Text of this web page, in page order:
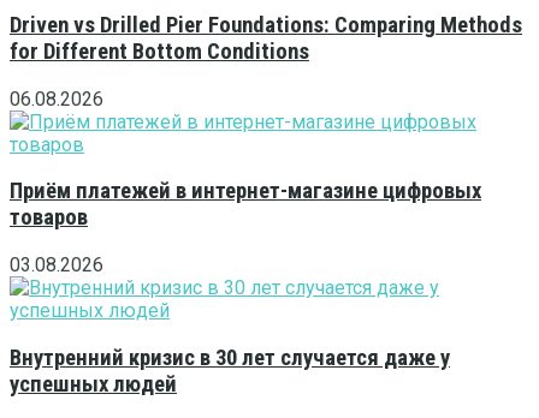
Driven vs Drilled Pier Foundations: Comparing Methods
for Different Bottom Conditions
06.08.2026
Приём платежей в интернет-магазине цифровых
товаров
03.08.2026
Внутренний кризис в 30 лет случается даже у
успешных людей